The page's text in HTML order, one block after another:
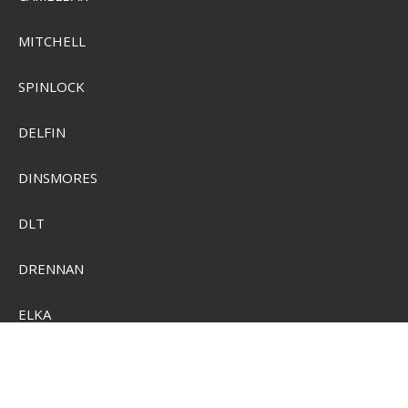
MITCHELL
SPINLOCK
DELFIN
DINSMORES
DLT
DRENNAN
ELKA